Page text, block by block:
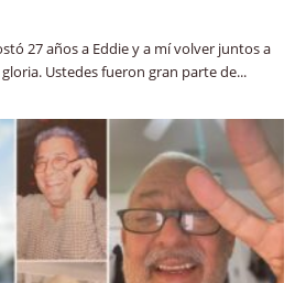
27 años a Eddie y a mí volver juntos a
Ustedes fueron gran parte de...